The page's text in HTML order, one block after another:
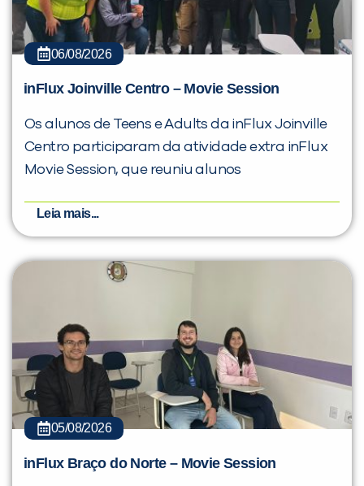
06/08/2026
inFlux Joinville Centro – Movie Session
Os alunos de Teens e Adults da inFlux Joinville
Centro participaram da atividade extra inFlux
Movie Session, que reuniu alunos
Leia mais...
05/08/2026
inFlux Braço do Norte – Movie Session